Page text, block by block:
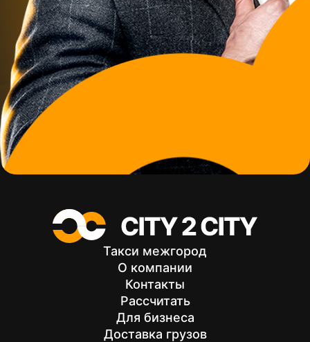
Такси межгород
О компании
Контакты
Рассчитать
Для бизнеса
Доставка грузов